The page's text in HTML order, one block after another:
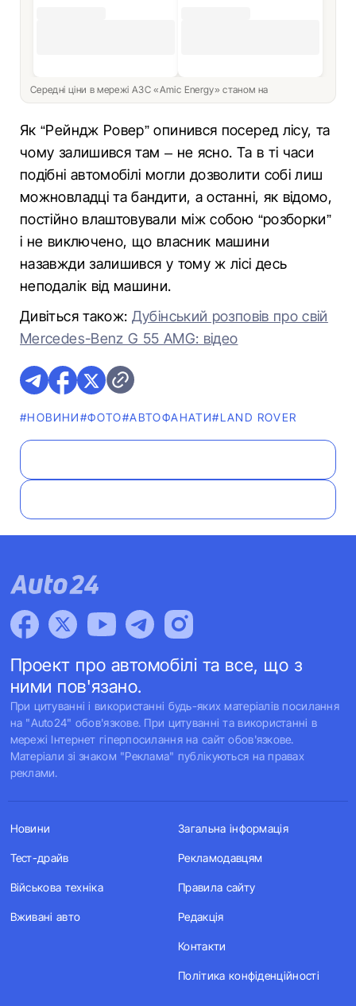
Середні ціни в мережі АЗС «Amic Energy» станом на
Як “Рейндж Ровер” опинився посеред лісу, та
чому залишився там – не ясно. Та в ті часи
подібні автомобілі могли дозволити собі лиш
можновладці та бандити, а останні, як відомо,
постійно влаштовували між собою “розборки”
і не виключено, що власник машини
назавжди залишився у тому ж лісі десь
неподалік від машини.
Дивіться також: Дубінський розповів про свій
Mercedes-Benz G 55 AMG: відео
#НОВИНИ#ФОТО#АВТОФАНАТИ#LAND ROVER
Проект про автомобілі та все, що з
ними пов'язано.
При цитуванні і використанні будь-яких матеріалів посилання
на "Auto24" обов'язкове. При цитуванні та використанні в
мережі Інтернет гіперпосилання на сайт обов'язкове.
Матеріали зі знаком "Реклама" публікуються на правах
реклами.
Новини
Тест-драйв
Військова техніка
Вживані авто
Загальна інформація
Рекламодавцям
Правила сайту
Редакція
Контакти
Політика конфіденційності